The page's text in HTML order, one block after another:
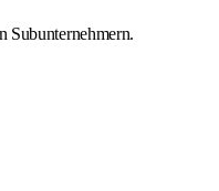
Subunternehmern.